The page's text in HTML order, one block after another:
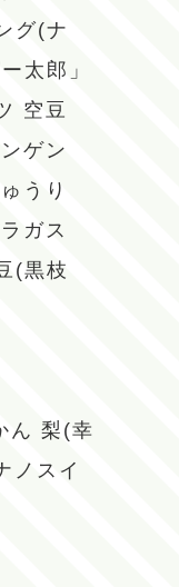
グ(ナ
太郎」
空豆
ゲン
うり
ガス
(黒枝
ん 梨(幸
ノスイ